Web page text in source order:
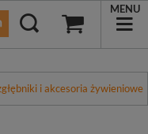
MENU
i akcesoria żywieniowe